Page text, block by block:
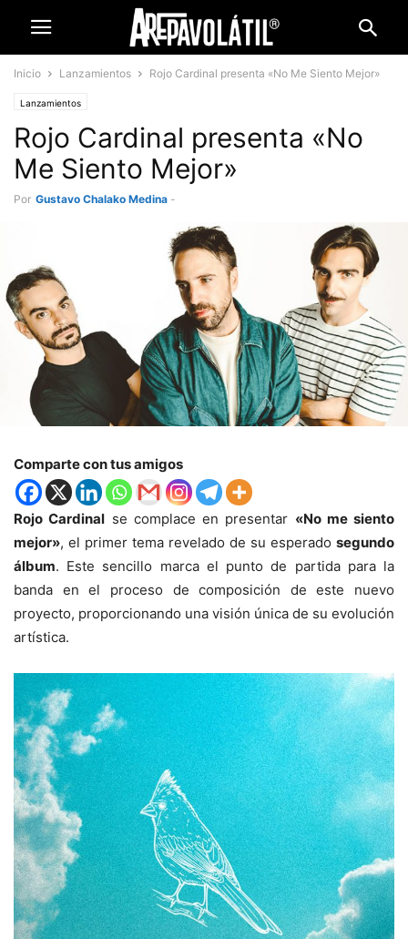
Inicio Lanzamientos Rojo Cardinal presenta «No Me Siento Mejor»
Lanzamientos
Rojo Cardinal presenta «No
Me Siento Mejor»
Por Gustavo Chalako Medina -
Comparte con tus amigos
Rojo Cardinal se complace en presentar «No me siento
mejor», el primer tema revelado de su esperado segundo
álbum. Este sencillo marca el punto de partida para la
banda en el proceso de composición de este nuevo
proyecto, proporcionando una visión única de su evolución
artística.